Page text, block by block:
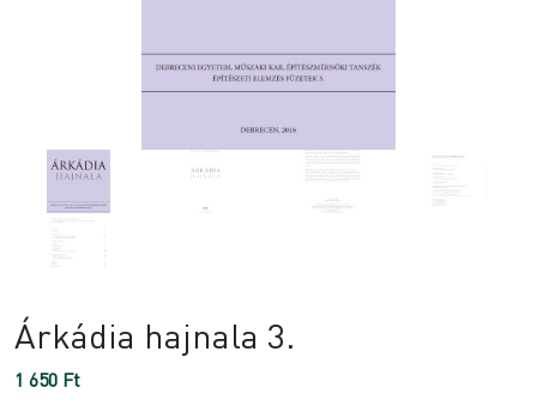
Árkádia hajnala 3.
1 650 Ft